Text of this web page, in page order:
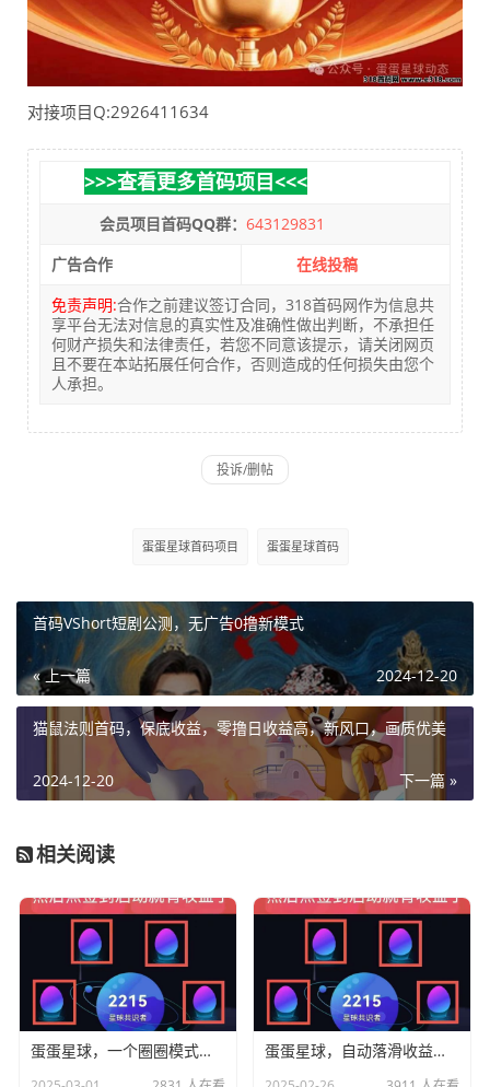
对接项目Q:2926411634
>>>查看更多首码项目<<<
会员项目首码QQ群： 643129831
广告合作
在线投稿
免责声明:合作之前建议签订合同，318首码网作为信息共
享平台无法对信息的真实性及准确性做出判断，不承担任
何财产损失和法律责任，若您不同意该提示，请关闭网页
且不要在本站拓展任何合作，否则造成的任何损失由您个
人承担。
蛋蛋星球首码项目 蛋蛋星球首码
首码VShort短剧公测，无广告0撸新模式
« 上一篇 2024-12-20
猫鼠法则首码，保底收益，零撸日收益高，新风口，画质优美
下一篇 »
2024-12-20
相关阅读
蛋蛋星球，一个圈圈模式，纯零撸 蛋蛋星球，自动落滑收益高，每天可提